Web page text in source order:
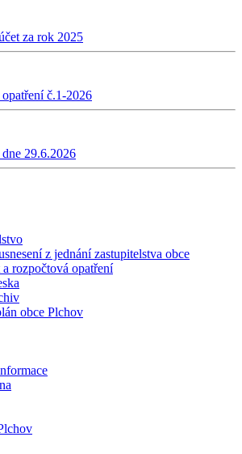
za rok 2025
č.1-2026
29.6.2026
z jednání zastupitelstva obce
rozpočtová opatření
obce Plchov